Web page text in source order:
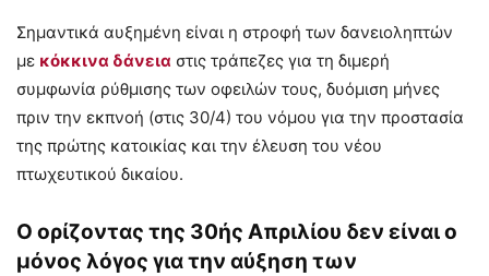
Σημαντικά αυξημένη είναι η στροφή των δανειοληπτών
με κόκκινα δάνεια στις τράπεζες για τη διμερή
συμφωνία ρύθμισης των οφειλών τους, δυόμιση μήνες
πριν την εκπνοή (στις 30/4) του νόμου για την προστασία
της πρώτης κατοικίας και την έλευση του νέου
πτωχευτικού δικαίου.
Ο ορίζοντας της 30ής Απριλίου δεν είναι ο
μόνος λόγος για την αύξηση των